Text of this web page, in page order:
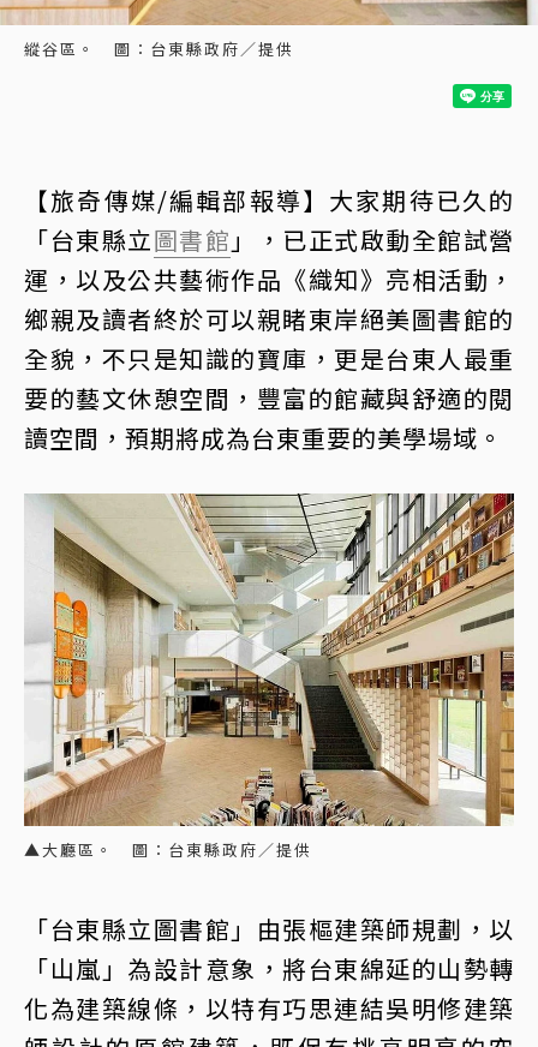
縱谷區。 圖：台東縣政府／提供
【旅奇傳媒/編輯部報導】大家期待已久的
「台東縣立圖書館 」，已正式啟動全館試營
運，以及公共藝術作品《織知》亮相活動，
鄉親及讀者終於可以親睹東岸絕美圖書館的
全貌，不只是知識的寶庫，更是台東人最重
要的藝文休憩空間，豐富的館藏與舒適的閱
讀空間，預期將成為台東重要的美學場域。
▲大廳區。 圖：台東縣政府／提供
「台東縣立圖書館」由張樞建築師規劃，以
「山嵐」為設計意象，將台東綿延的山勢轉
化為建築線條，以特有巧思連結吳明修建築